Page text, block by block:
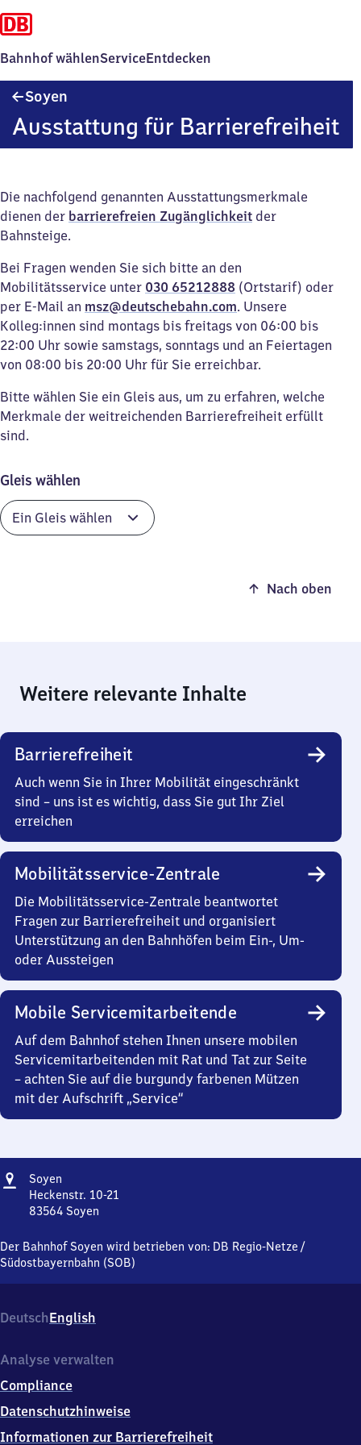
Bahnhof wählenServiceEntdecken
Soyen
Ausstattung für Barrierefreiheit
Die nachfolgend genannten Ausstattungsmerkmale
dienen der barrierefreien Zugänglichkeit der
Bahnsteige.
Bei Fragen wenden Sie sich bitte an den
Mobilitätsservice unter 030 65212888 (Ortstarif) oder
per E-Mail an msz@deutschebahn.com. Unsere
Kolleg:innen sind montags bis freitags von 06:00 bis
22:00 Uhr sowie samstags, sonntags und an Feiertagen
von 08:00 bis 20:00 Uhr für Sie erreichbar.
Bitte wählen Sie ein Gleis aus, um zu erfahren, welche
Merkmale der weitreichenden Barrierefreiheit erfüllt
sind.
Gleis wählen
Nach oben
Weitere relevante Inhalte
Barrierefreiheit
Auch wenn Sie in Ihrer Mobilität eingeschränkt
sind – uns ist es wichtig, dass Sie gut Ihr Ziel
erreichen
Mobilitätsservice-Zentrale
Die Mobilitätsservice-Zentrale beantwortet
Fragen zur Barrierefreiheit und organisiert
Unterstützung an den Bahnhöfen beim Ein-, Um-
oder Aussteigen
Mobile Servicemitarbeitende
Auf dem Bahnhof stehen Ihnen unsere mobilen
Servicemitarbeitenden mit Rat und Tat zur Seite
– achten Sie auf die burgundy farbenen Mützen
mit der Aufschrift „Service“
Adresse
Soyen
Heckenstr. 10-21
83564 Soyen
Heckenstr.
10-
5
4
Soyen
Der Bahnhof Soyen wird betrieben von: DB Regio-Netze /
Südostbayernbahn (SOB)
DeutschEnglish
Analyse verwalten
Compliance
Datenschutzhinweise
Informationen zur Barrierefreiheit